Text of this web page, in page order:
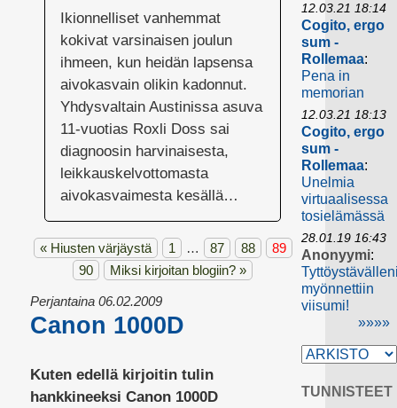
Ikionnelliset vanhemmat
kokivat varsinaisen joulun
ihmeen, kun heidän lapsensa
aivokasvain olikin kadonnut.
Yhdysvaltain Austinissa asuva
11-vuotias Roxli Doss sai
diagnoosin harvinaisesta,
leikkauskelvottomasta
aivokasvaimesta kesällä…
« Hiusten värjäystä 1 … 87 88
89
90
Miksi kirjoitan blogiin? »
Perjantaina 06.02.2009
Canon 1000D
Kuten edellä kirjoitin tulin
hankkineeksi Canon 1000D
12.03.21 18:14
Cogito, ergo
sum -
Rollemaa:
Pena in
memorian
12.03.21 18:13
Cogito, ergo
sum -
Rollemaa:
Unelmia
virtuaalisessa
tosielämässä
28.01.19 16:43
Anonyymi:
myönnettiin
viisumi!
»»»»
TUNNISTEET